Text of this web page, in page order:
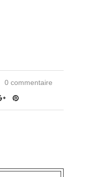
0 commentaire